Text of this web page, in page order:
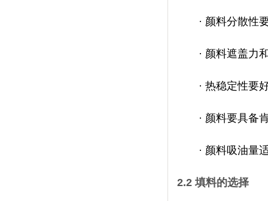
· 颜料分散性
· 颜料遮盖力和
· 热稳定性要好
· 颜料要具备肯
· 颜料吸油量适
2.2填料的选择